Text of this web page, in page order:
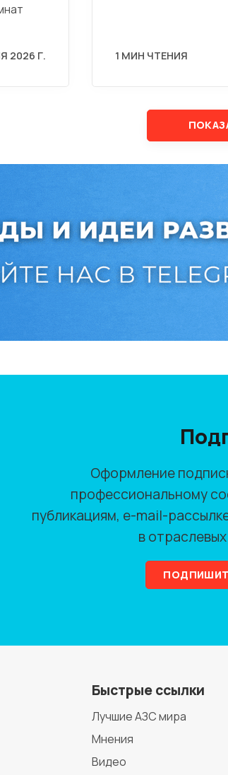
2026 Г. 1 МИН ЧТЕНИЯ
Оформление
профессиональному
публикациям, e-mail-
в
Быстрые ссылки
Лучшие АЗС мира
Мнения
Видео